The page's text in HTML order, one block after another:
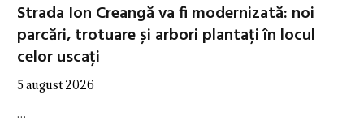
Strada Ion Creangă va fi modernizată: noi
parcări, trotuare și arbori plantați în locul
celor uscați
5 august 2026
…